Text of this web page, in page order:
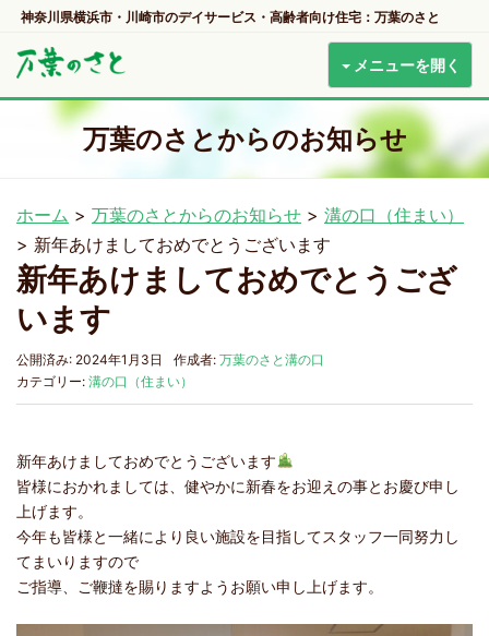
神奈川県横浜市・川崎市のデイサービス・高齢者向け住宅：万葉のさと
メニューを開く
万葉のさとからのお知らせ
ホーム > 万葉のさとからのお知らせ > 溝の口（住まい）
> 新年あけましておめでとうございます
新年あけましておめでとうござ
います
公開済み: 2024年1月3日 作成者: 万葉のさと溝の口
カテゴリー: 溝の口（住まい）
新年あけましておめでとうございます
皆様におかれましては、健やかに新春をお迎えの事とお慶び申し
上げます。
今年も皆様と一緒により良い施設を目指してスタッフ一同努力し
てまいりますので
ご指導、ご鞭撻を賜りますようお願い申し上げます。